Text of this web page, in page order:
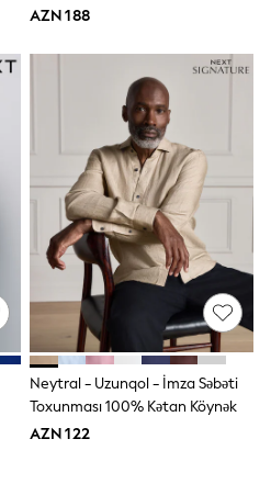
AZN 188
Neytral - Uzunqol - İmza Səbəti
Toxunması 100% Kətan Köynək
AZN 122